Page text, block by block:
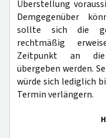
Überstellung
Demgegenüber
sollte sich die
rechtmäßig
Zeitpunkt an die
übergeben werden.
würde sich lediglich
Termin verlängern.